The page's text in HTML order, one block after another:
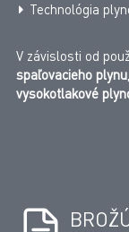
Technológia
V závislosti od
spaľovacieho plynu
vysokotlakové